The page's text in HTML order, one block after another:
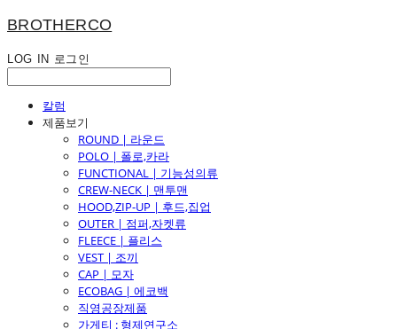
BROTHERCO
LOG IN 로그인
칼럼
제품보기
ROUND | 라운드
POLO | 폴로,카라
FUNCTIONAL | 기능성의류
CREW-NECK | 맨투맨
HOOD,ZIP-UP | 후드,집업
OUTER | 점퍼,자켓류
FLEECE | 플리스
VEST | 조끼
CAP | 모자
ECOBAG | 에코백
직영공장제품
가게티 : 형제연구소